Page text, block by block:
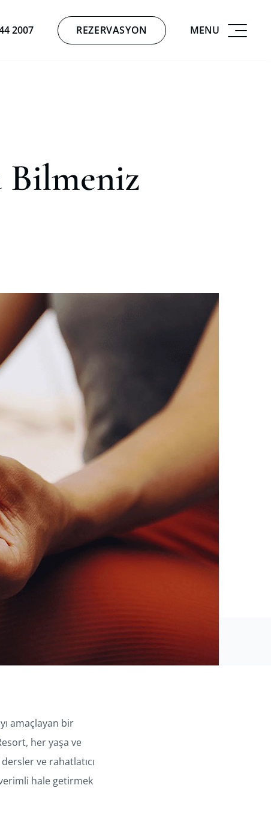
2007 REZERVASYON MENU
Bilmeniz
amaçlayan bir
her yaşa ve
ve rahatlatıcı
hale getirmek